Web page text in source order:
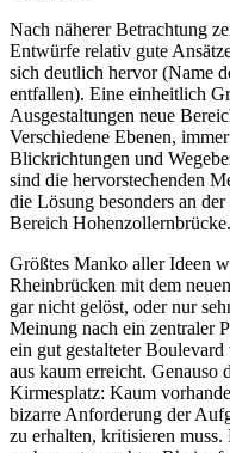
Nach näherer Betrachtung
Entwürfe relativ gute
sich deutlich hervor (Name
entfallen). Eine einheitlich
Ausgestaltungen neue
Verschiedene Ebenen,
Blickrichtungen und
sind die hervorstechenden
die Lösung besonders an
Bereich Hohenzollernbrücke.
Größtes Manko aller Ideen
Rheinbrücken mit dem
gar nicht gelöst, oder nur
Meinung nach ein zentraler
ein gut gestalteter
aus kaum erreicht. Genauso
Kirmesplatz: Kaum
bizarre Anforderung der
zu erhalten, kritisieren